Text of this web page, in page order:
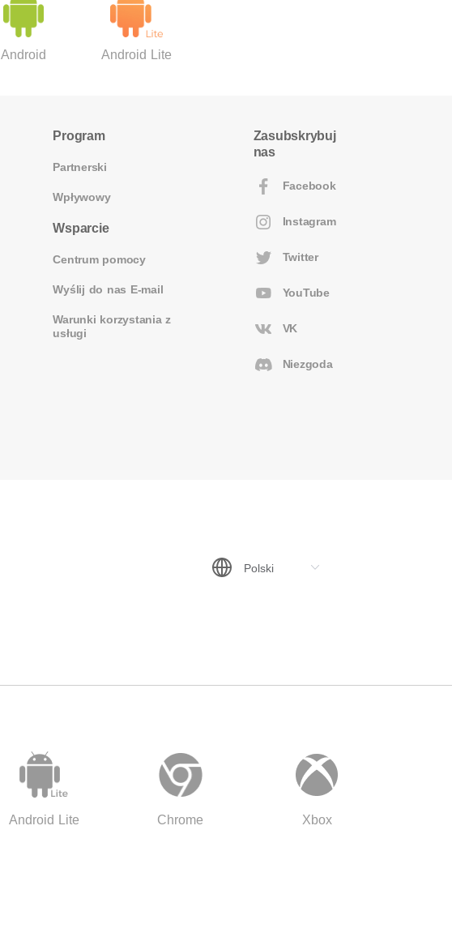
Android Android Lite
Program
Partnerski
Wpływowy
Wsparcie
Centrum pomocy
Wyślij do nas E-mail
Warunki korzystania z
usługi
Zasubskrybuj
nas
Facebook
Instagram
Twitter
YouTube
VK
Niezgoda
Android Lite Chrome Xbox